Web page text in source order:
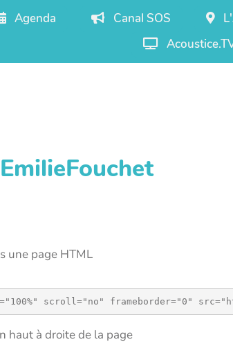
Agenda Canal SOS
une page HTML
haut à droite de la page